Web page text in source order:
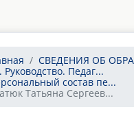
СВЕДЕНИЯ ОБ
Руководство. Педаг...
состав пе...
Татьяна Сергеев...